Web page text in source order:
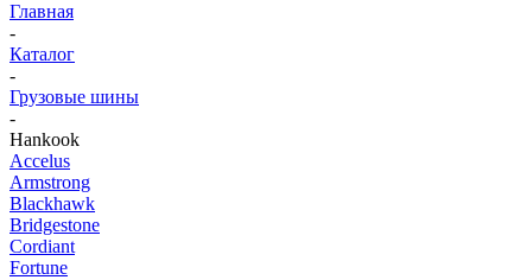
Главная
-
Каталог
-
Грузовые шины
-
Hankook
Accelus
Armstrong
Blackhawk
Bridgestone
Cordiant
Fortune